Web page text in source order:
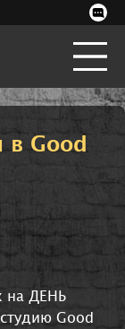
Good
на ДЕНЬ
Good